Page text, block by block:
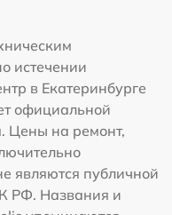
истечении
в Екатеринбурге
официальной
Цены на ремонт,
являются публичной
РФ. Названия и